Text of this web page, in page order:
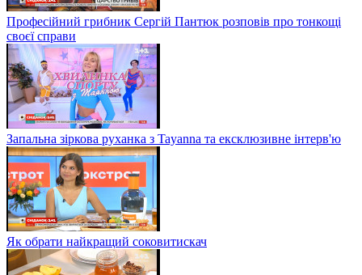
Професійний грибник Сергій Пантюк розповів про тонкощі
своєї справи
Запальна зіркова руханка з Tayanna та ексклюзивне інтерв'ю
Як обрати найкращий соковитискач